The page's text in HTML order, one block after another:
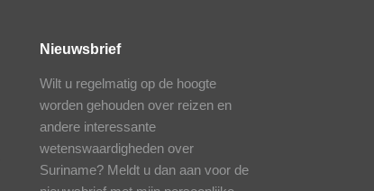
Nieuwsbrief
Wilt u regelmatig op de hoogte
worden gehouden over reizen en
andere interessante
wetenswaardigheden over
Suriname? Meldt u dan aan voor de